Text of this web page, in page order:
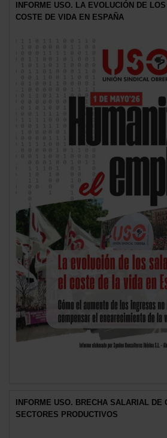
INFORME USO. LA EVOLUCIÓN DE
COSTE DE VIDA EN ESPAÑA
INFORME USO. BRECHA SALARIAL DE
SECTORES PRODUCTIVOS